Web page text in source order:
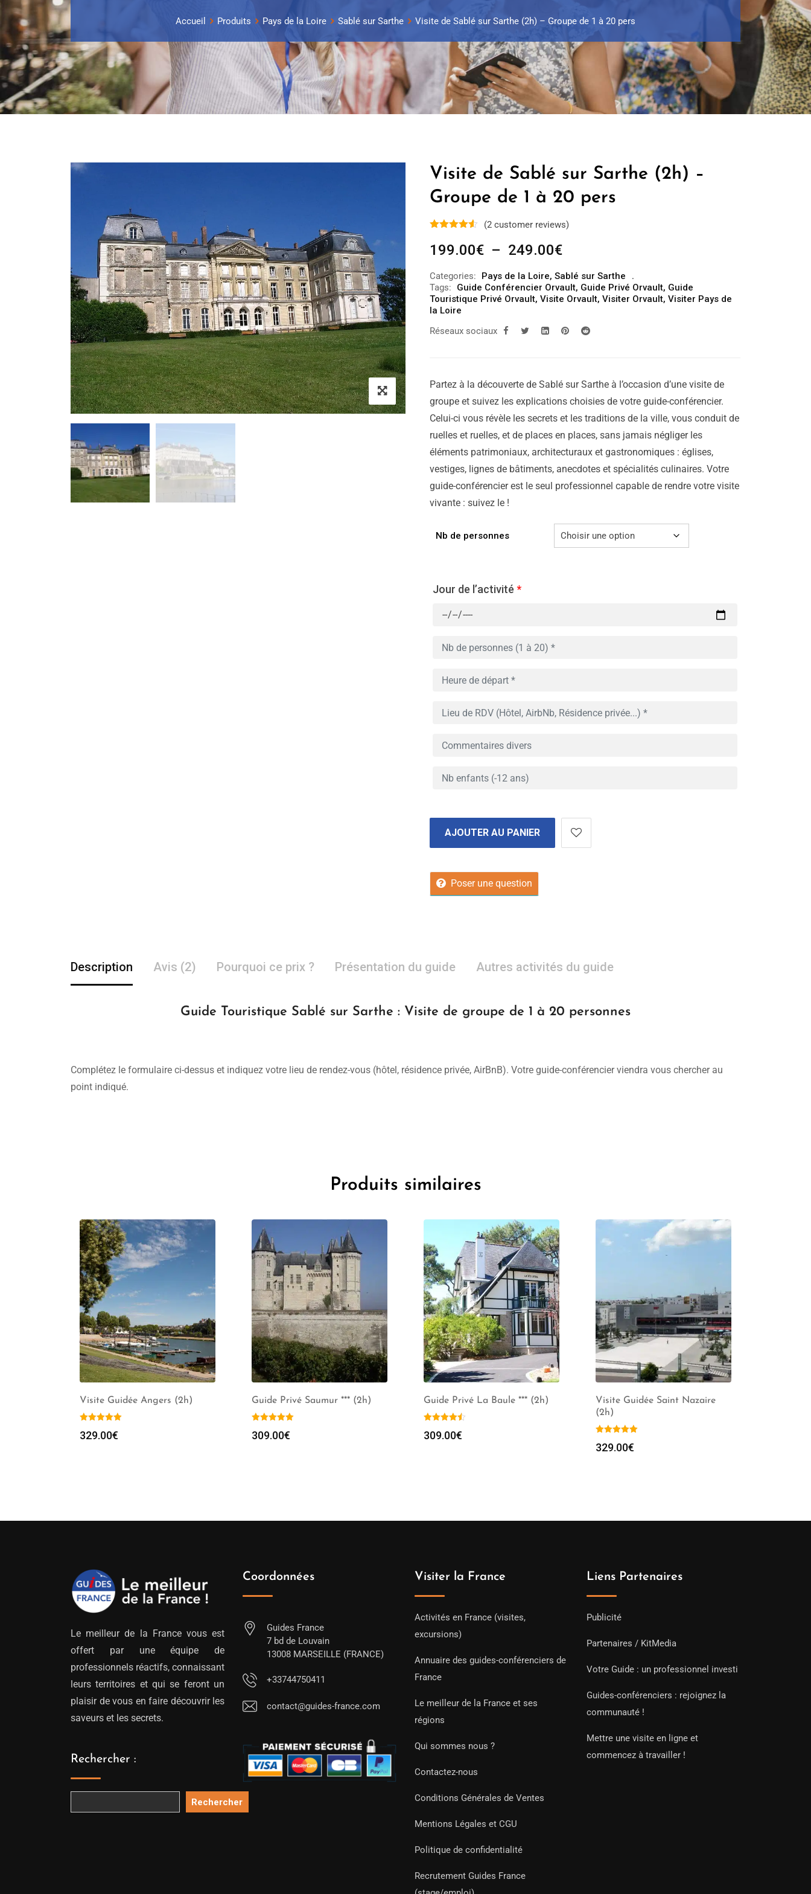
Accueil Produits Pays de la Loire Sablé sur Sarthe Visite de Sablé sur Sarthe (2h) – Groupe de 1 à 20 pers
Visite de Sablé sur Sarthe (2h) –
Groupe de 1 à 20 pers
(2 customer reviews)
199.00€ – 249.00€Plage
prix :
199.00€
249.00€
Categories: Pays de la Loire, Sablé sur Sarthe
Tags:
Guide Conférencier Orvault, Guide Privé Orvault, Guide
Touristique Privé Orvault, Visite Orvault, Visiter Orvault, Visiter Pays de
la Loire
Réseaux sociaux
Partez à la découverte de Sablé sur Sarthe à l’occasion d’une visite de
groupe et suivez les explications choisies de votre guide-conférencier.
Celui-ci vous révèle les secrets et les traditions de la ville, vous conduit de
ruelles et ruelles, et de places en places, sans jamais négliger les
éléments patrimoniaux, architecturaux et gastronomiques : églises,
vestiges, lignes de bâtiments, anecdotes et spécialités culinaires. Votre
guide-conférencier est le seul professionnel capable de rendre votre visite
vivante : suivez le !
Nb de personnes
Jour de l’activité *
AJOUTER AU PANIER
Poser une question
Description Avis (2) Pourquoi ce prix ? Présentation du guide Autres activités du guide
Guide Touristique Sablé sur Sarthe : Visite de groupe de 1 à 20 personnes
Complétez le formulaire ci-dessus et indiquez votre lieu de rendez-vous (hôtel, résidence privée, AirBnB). Votre guide-conférencier viendra vous chercher au
point indiqué.
Produits similaires
Visite Guidée Angers (2h)
329.00€
Guide Privé Saumur *** (2h)
309.00€
Guide Privé La Baule *** (2h)
309.00€
Visite Guidée Saint Nazaire
(2h)
329.00€
Le meilleur de la France vous est
offert par une équipe de
professionnels réactifs, connaissant
leurs territoires et qui se feront un
plaisir de vous en faire découvrir les
saveurs et les secrets.
Rechercher :
Rechercher
Coordonnées
Guides France
7 bd de Louvain
13008 MARSEILLE (FRANCE)
+33744750411
contact@guides-france.com
Visiter la France
Activités en France (visites,
excursions)
Annuaire des guides-conférenciers de
France
Le meilleur de la France et ses
régions
Qui sommes nous ?
Contactez-nous
Conditions Générales de Ventes
Mentions Légales et CGU
Politique de confidentialité
Recrutement Guides France
Liens Partenaires
Publicité
Partenaires / KitMedia
Votre Guide : un professionnel investi
Guides-conférenciers : rejoignez la
communauté !
Mettre une visite en ligne et
commencez à travailler !